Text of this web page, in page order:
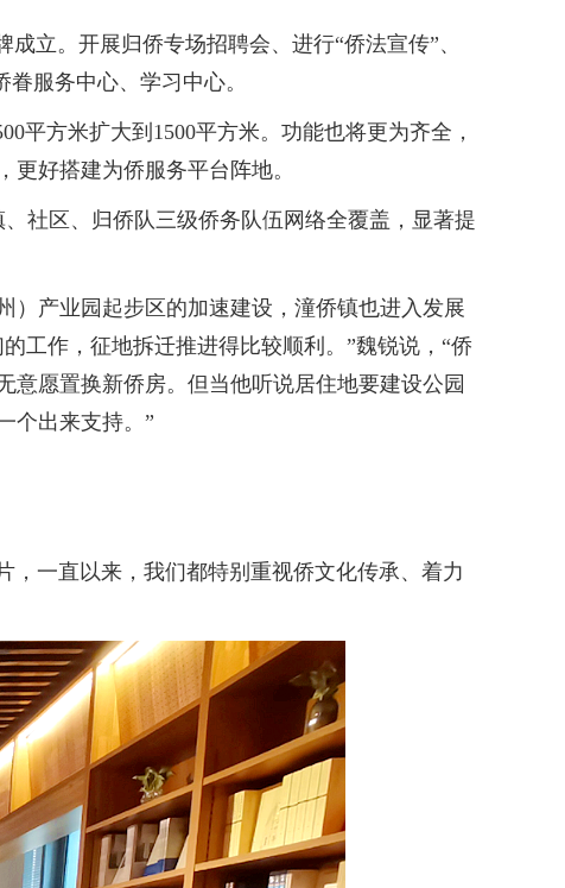
。开展归侨专场招聘会、进行“侨法宣传”、
服务中心、学习中心。
方米扩大到1500平方米。功能也将更为齐全，
好搭建为侨服务平台阵地。
社区、归侨队三级侨务队伍网络全覆盖，显著提
产业园起步区的加速建设，潼侨镇也进入发展
工作，征地拆迁推进得比较顺利。”魏锐说，“侨
愿置换新侨房。但当他听说居住地要建设公园
个出来支持。”
一直以来，我们都特别重视侨文化传承、着力